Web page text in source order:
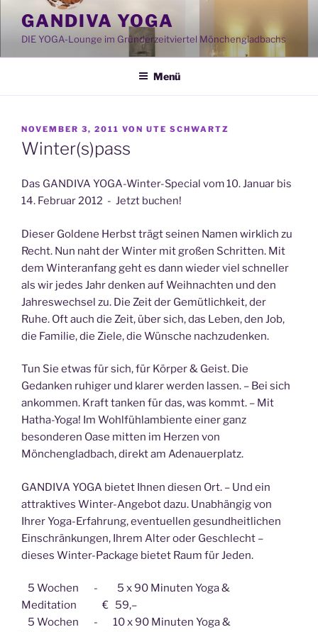
Inhalt
springen
GANDIVA YOGA
DIE YOGA-Lounge im Gründerzeitviertel Mönchengladbachs
Menü
VERÖFFENTLICHT
AM
NOVEMBER 3, 2011 VON UTE SCHWARTZ
Winter(s)pass
Das GANDIVA YOGA-Winter-Special vom 10. Januar bis
14. Februar 2012 - Jetzt buchen!
Dieser Goldene Herbst trägt seinen Namen wirklich zu
Recht. Nun naht der Winter mit großen Schritten. Mit
dem Winteranfang geht es dann wieder viel schneller
als wir jedes Jahr denken auf Weihnachten und den
Jahreswechsel zu. Die Zeit der Gemütlichkeit, der
Ruhe. Oft auch die Zeit, über sich, das Leben, den Job,
die Familie, die Ziele, die Wünsche nachzudenken.
Tun Sie etwas für sich, für Körper & Geist. Die
Gedanken ruhiger und klarer werden lassen. – Bei sich
ankommen. Kraft tanken für das, was kommt. – Mit
Hatha-Yoga! Im Wohlfühlambiente einer ganz
besonderen Oase mitten im Herzen von
Mönchengladbach, direkt am Adenauerplatz.
GANDIVA YOGA bietet Ihnen diesen Ort. – Und ein
attraktives Winter-Angebot dazu. Unabhängig von
Ihrer Yoga-Erfahrung, eventuellen gesundheitlichen
Einschränkungen, Ihrem Alter oder Geschlecht –
dieses Winter-Package bietet Raum für Jeden.
5 Wochen - 5 x 90 Minuten Yoga &
Meditation € 59,–
5 Wochen - 10 x 90 Minuten Yoga &